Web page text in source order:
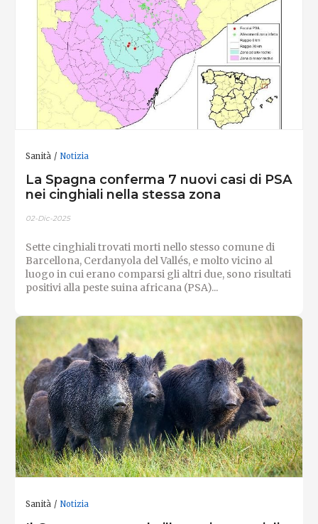
Sanità Notizia
La Spagna conferma 7 nuovi casi di PSA
nei cinghiali nella stessa zona
02-Dic-2025
Sette cinghiali trovati morti nello stesso comune di
Barcellona, ​​Cerdanyola del Vallés, e molto vicino al
luogo in cui erano comparsi gli altri due, sono risultati
positivi alla peste suina africana (PSA)...
Sanità Notizia